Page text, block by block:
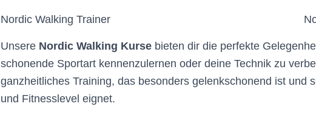
Nordic Walking Trainer
Unsere Nordic Walking Kurse bieten dir die perfekte
schonende Sportart kennenzulernen oder deine Technik zu
ganzheitliches Training, das besonders gelenkschonend ist und
und Fitnesslevel eignet.